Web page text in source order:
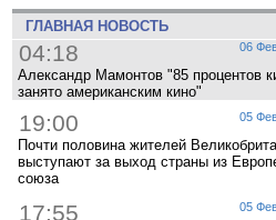
ГЛАВНАЯ НОВОСТЬ
06
04:18
Александр Мамонтов "85 процентов
занято американским кино"
05
19:00
Почти половина жителей
выступают за выход страны из
союза
05
17:55